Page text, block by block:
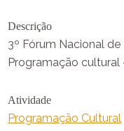
Descrição
3º Fórum Nacional
Programação cultural
Atividade
Programação Cultural